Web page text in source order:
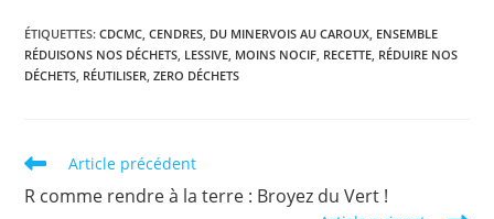
ÉTIQUETTES:CDCMC, CENDRES, DU MINERVOIS AU CAROUX, ENSEMBLE
RÉDUISONS NOS DÉCHETS, LESSIVE, MOINS NOCIF, RECETTE, RÉDUIRE NOS
DÉCHETS, RÉUTILISER, ZERO DÉCHETS
Read
articles
Article précédent
R comme rendre à la terre : Broyez du Vert !